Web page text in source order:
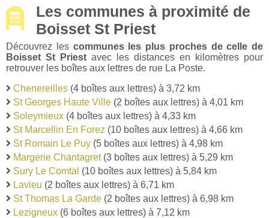
Les communes à proximité de
Boisset St Priest
Découvrez les communes les plus proches de celle de
Boisset St Priest avec les distances en kilomètres pour
retrouver les boîtes aux lettres de rue La Poste.
Chenereilles (4 boîtes aux lettres) à 3,72 km
St Georges Haute Ville (2 boîtes aux lettres) à 4,01 km
Soleymieux (4 boîtes aux lettres) à 4,33 km
St Marcellin En Forez (10 boîtes aux lettres) à 4,66 km
St Romain Le Puy (5 boîtes aux lettres) à 4,98 km
Margerie Chantagret(3 boîtes aux lettres) à 5,29 km
Sury Le Comtal (10 boîtes aux lettres) à 5,84 km
Lavieu (2 boîtes aux lettres) à 6,71 km
St Thomas La Garde (2 boîtes aux lettres) à 6,98 km
Lezigneux (6 boîtes aux lettres) à 7,12 km